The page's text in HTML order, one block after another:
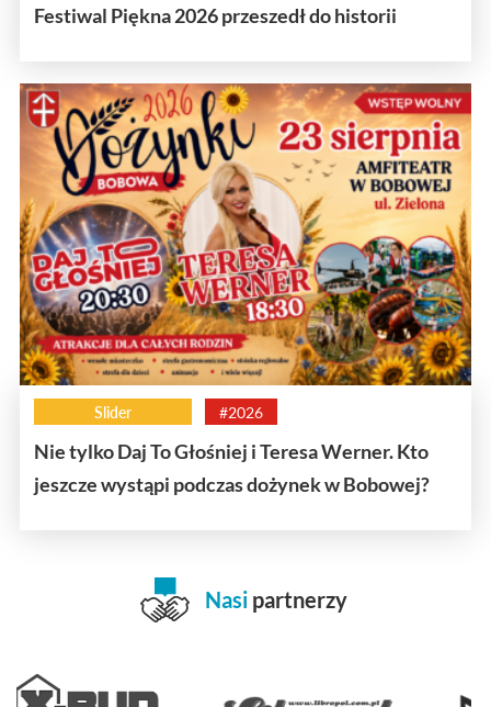
Festiwal Piękna 2026 przeszedł do historii
Slider #2026
Nie tylko Daj To Głośniej i Teresa Werner. Kto
jeszcze wystąpi podczas dożynek w Bobowej?
Nasi partnerzy